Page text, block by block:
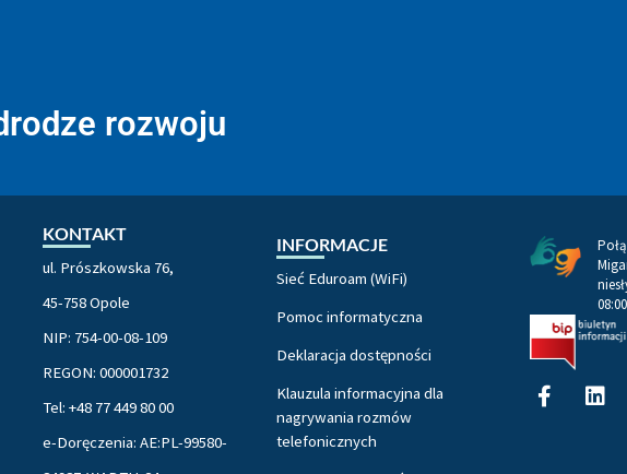
rozwoju
KONTAKT
ul. Prószkowska 76,
45-758 Opole
NIP: 754-00-08-109
REGON: 000001732
Tel: +48 77 449 80 00
e-Doręczenia: AE:PL-99580-
INFORMACJE
Sieć Eduroam (WiFi)
Pomoc informatyczna
Deklaracja dostępności
Klauzula informacyjna dla
nagrywania rozmów
telefonicznych
Facebook-
f